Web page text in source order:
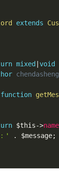
extends
mixed |void
function
$this->name
'
. $message;